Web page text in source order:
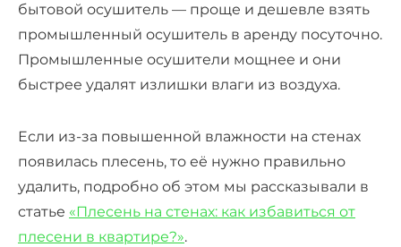
бытовой осушитель — проще и дешевле взять
промышленный осушитель в аренду посуточно.
Промышленные осушители мощнее и они
быстрее удалят излишки влаги из воздуха.
Если из-за повышенной влажности на стенах
появилась плесень, то её нужно правильно
удалить, подробно об этом мы рассказывали в
статье «Плесень на стенах: как избавиться от
плесени в квартире?».